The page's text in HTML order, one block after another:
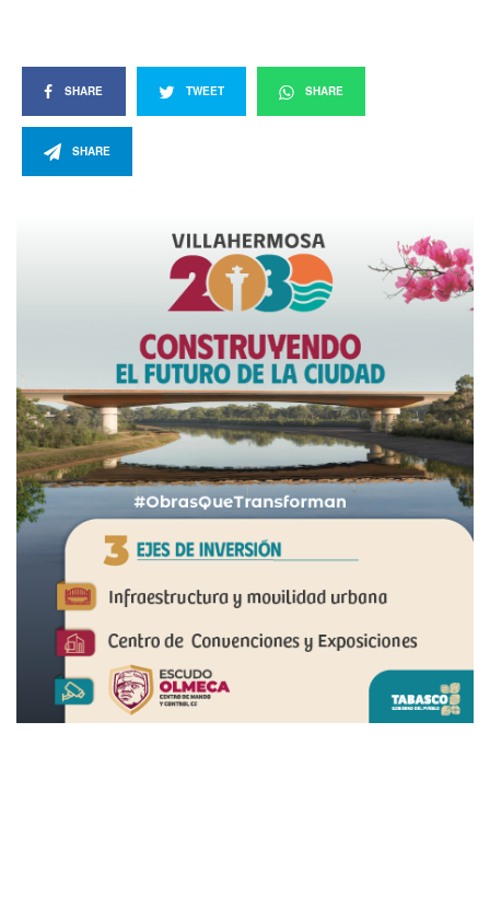
SHARE TWEET SHARE
SHARE